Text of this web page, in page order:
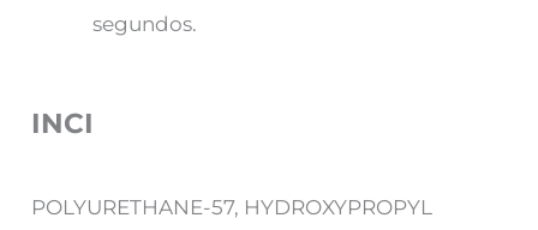
segundos.
INCI
POLYURETHANE-57, HYDROXYPROPYL